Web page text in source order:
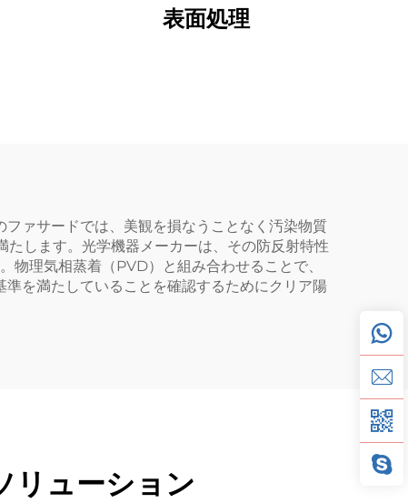
表面処理
ァサードでは、美観を損なうことなく汚染物質
します。光学機器メーカーは、その防反射特性
理気相蒸着（PVD）と組み合わせることで、
を満たしていることを確認するためにクリア陽
リューション